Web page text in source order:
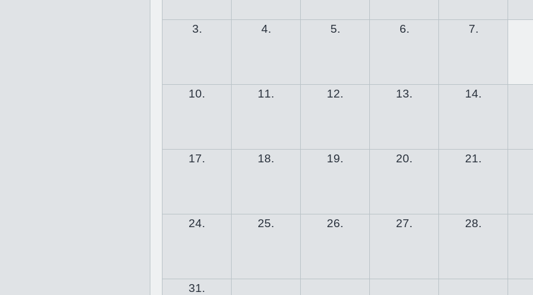
3. 4. 5. 6. 7.
10. 11. 12. 13. 14.
17. 18. 19. 20. 21.
24. 25. 26. 27. 28.
31.